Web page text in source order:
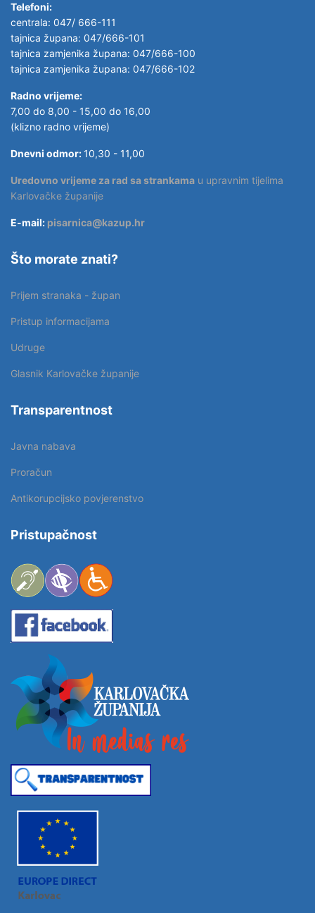
Telefoni:
centrala: 047/ 666-111
tajnica župana: 047/666-101
tajnica zamjenika župana: 047/666-100
tajnica zamjenika župana: 047/666-102
Radno vrijeme:
7,00 do 8,00 - 15,00 do 16,00
(klizno radno vrijeme)
Dnevni odmor: 10,30 - 11,00
Uredovno vrijeme za rad sa strankama u upravnim tijelima
Karlovačke županije
E-mail: pisarnica@kazup.hr
Što morate znati?
Prijem stranaka - župan
Pristup informacijama
Udruge
Glasnik Karlovačke županije
Transparentnost
Javna nabava
Proračun
Antikorupcijsko povjerenstvo
Pristupačnost